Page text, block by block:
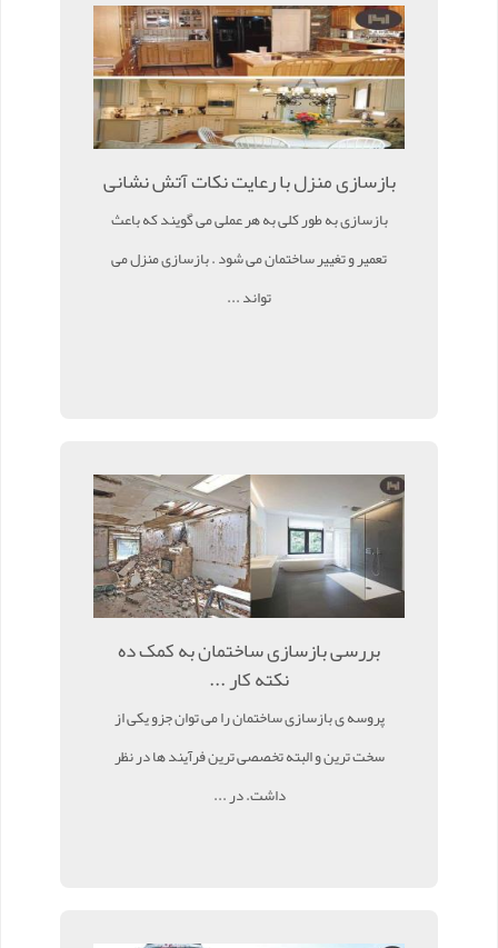
بازسازی منزل با رعایت نکات آتش نشانی
بازسازی به طور کلی به هر عملی می گویند که باعث
تعمیر و تغییر ساختمان می شود . بازسازی منزل می
تواند ...
بررسی بازسازی ساختمان به کمک ده
نکته کار ...
پروسه ی بازسازی ساختمان را می توان جزو یکی از
سخت ترین و البته تخصصی ترین فرآیند ها در نظر
داشت. در ...